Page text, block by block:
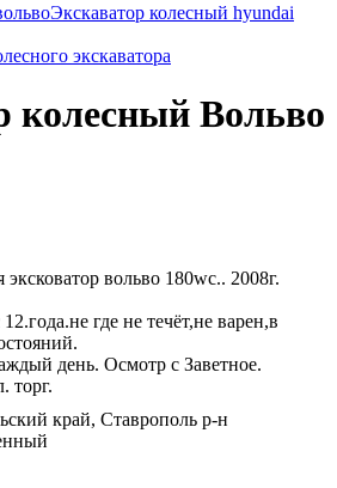
Экскаватор колесный hyundai
экскаватора
колесный Вольво
эксковатор вольво 180wc.. 2008г.
где не течёт,не варен,в
день. Осмотр с Заветное.
торг.
край, Ставрополь р-н